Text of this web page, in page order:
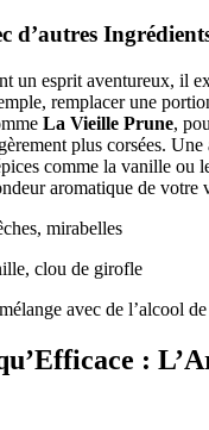
d’autres
un esprit aventureux, il
remplacer une
La Vieille Prune,
plus corsées. Une
comme la vanille ou
aromatique de votre
mirabelles
clou de girofle
avec de l’alcool
: